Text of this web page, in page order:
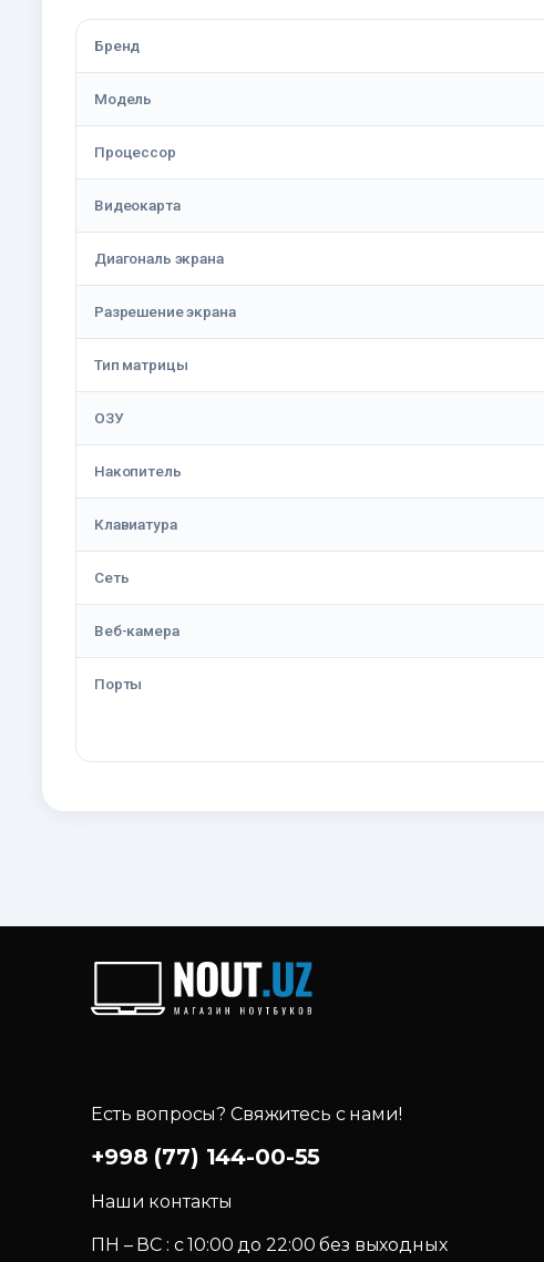
Бренд
Модель
Процессор
Видеокарта
Диагональ экрана
Разрешение экрана
Тип матрицы
ОЗУ
Накопитель
Клавиатура
Сеть
Веб-камера
Порты
Есть вопросы? Свяжитесь с нами!
+998 (77) 144-00-55
Наши контакты
ПН – ВС : c 10:00 до 22:00 без выходных